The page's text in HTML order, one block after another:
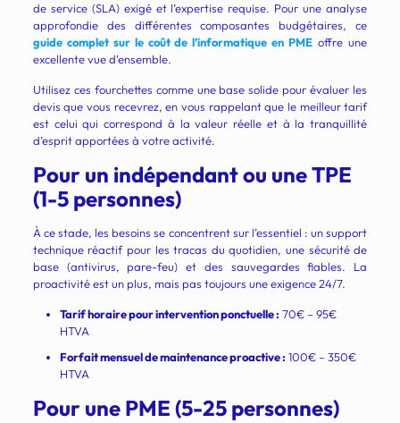
de service (SLA) exigé et l’expertise requise. Pour une analyse
approfondie des différentes composantes budgétaires, ce
guide complet sur le coût de l’informatique en PME offre une
excellente vue d’ensemble.
Utilisez ces fourchettes comme une base solide pour évaluer les
devis que vous recevrez, en vous rappelant que le meilleur tarif
est celui qui correspond à la valeur réelle et à la tranquillité
d’esprit apportées à votre activité.
Pour un indépendant ou une TPE
(1-5 personnes)
À ce stade, les besoins se concentrent sur l’essentiel : un support
technique réactif pour les tracas du quotidien, une sécurité de
base (antivirus, pare-feu) et des sauvegardes fiables. La
proactivité est un plus, mais pas toujours une exigence 24/7.
Tarif horaire pour intervention ponctuelle : 70€ – 95€
HTVA
Forfait mensuel de maintenance proactive : 100€ – 350€
HTVA
Pour une PME (5-25 personnes)